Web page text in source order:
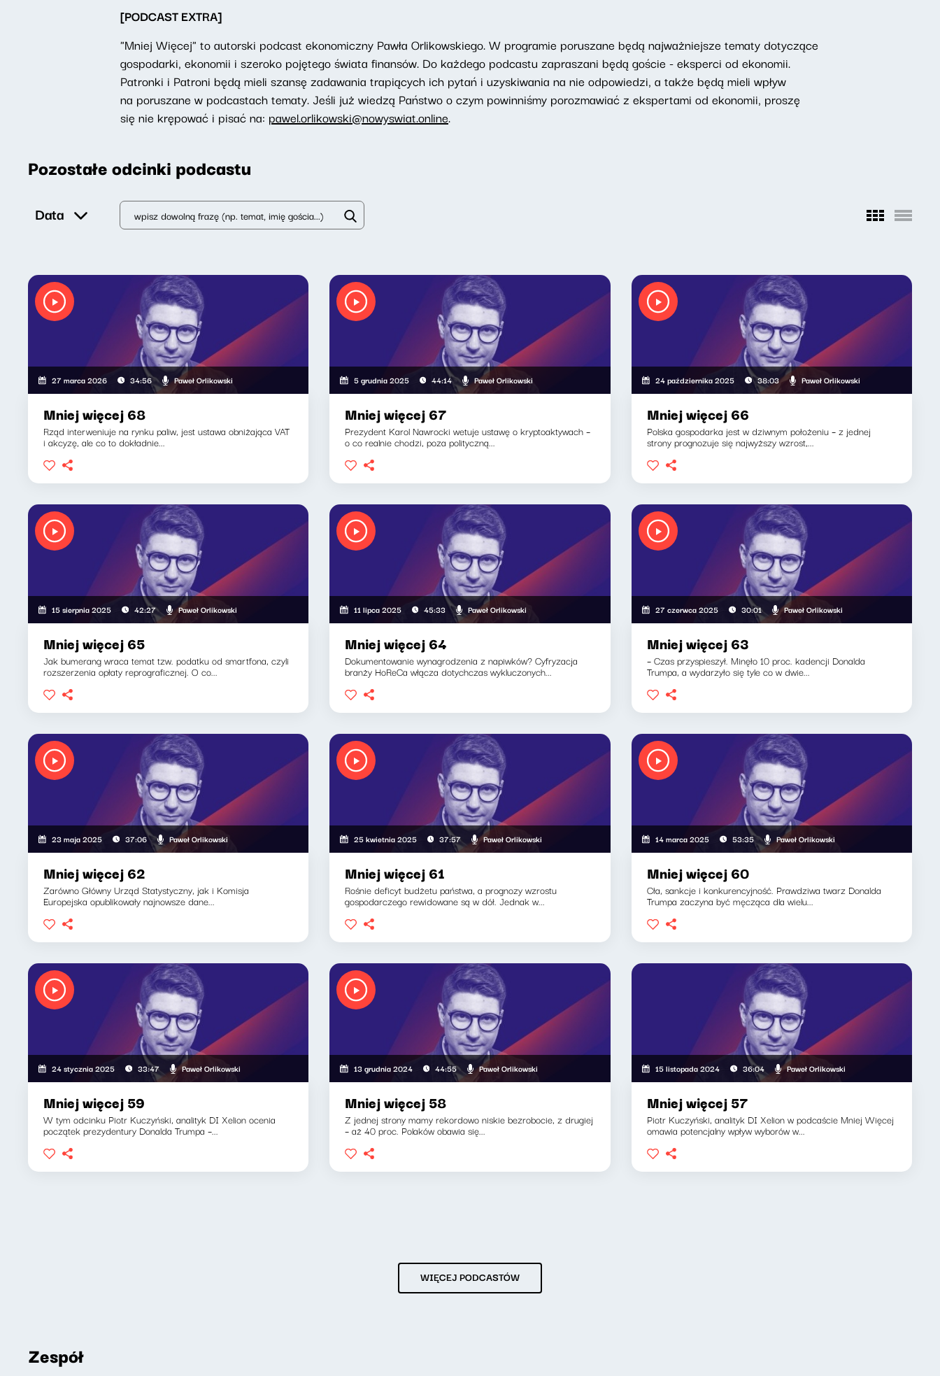
[PODCAST EXTRA]
"Mniej Więcej" to autorski podcast ekonomiczny Pawła Orlikowskiego. W programie poruszane będą najważniejsze tematy dotyczące
gospodarki, ekonomii i szeroko pojętego świata finansów. Do każdego podcastu zapraszani będą goście - eksperci od ekonomii.
Patronki i Patroni będą mieli szansę zadawania trapiących ich pytań i uzyskiwania na nie odpowiedzi, a także będą mieli wpływ
na poruszane w podcastach tematy. Jeśli już wiedzą Państwo o czym powinniśmy porozmawiać z ekspertami od ekonomii, proszę
się nie krępować i pisać na: pawel.orlikowski@nowyswiat.online.
Pozostałe odcinki podcastu
Data
27 marca 2026 34:56 Paweł Orlikowski
Mniej więcej 68
Rząd interweniuje na rynku paliw, jest ustawa obniżająca VAT
i akcyzę, ale co to dokładnie...
5 grudnia 2025 44:14 Paweł Orlikowski
Mniej więcej 67
Prezydent Karol Nawrocki wetuje ustawę o kryptoaktywach –
o co realnie chodzi, poza polityczną...
24 października 2025 38:03 Paweł Orlikowski
Mniej więcej 66
Polska gospodarka jest w dziwnym położeniu – z jednej
strony prognozuje się najwyższy wzrost,...
15 sierpnia 2025 42:27 Paweł Orlikowski
Mniej więcej 65
Jak bumerang wraca temat tzw. podatku od smartfona, czyli
rozszerzenia opłaty reprograficznej. O co...
11 lipca 2025 45:33 Paweł Orlikowski
Mniej więcej 64
Dokumentowanie wynagrodzenia z napiwków? Cyfryzacja
branży HoReCa włącza dotychczas wykluczonych...
27 czerwca 2025 30:01 Paweł Orlikowski
Mniej więcej 63
– Czas przyspieszył. Minęło 10 proc. kadencji Donalda
Trumpa, a wydarzyło się tyle co w dwie...
23 maja 2025 37:06 Paweł Orlikowski
Mniej więcej 62
Zarówno Główny Urząd Statystyczny, jak i Komisja
Europejska opublikowały najnowsze dane...
25 kwietnia 2025 37:57 Paweł Orlikowski
Mniej więcej 61
Rośnie deficyt budżetu państwa, a prognozy wzrostu
gospodarczego rewidowane są w dół. Jednak w...
14 marca 2025 53:35 Paweł Orlikowski
Mniej więcej 60
Cła, sankcje i konkurencyjność. Prawdziwa twarz Donalda
Trumpa zaczyna być męcząca dla wielu...
24 stycznia 2025 33:47 Paweł Orlikowski
Mniej więcej 59
W tym odcinku Piotr Kuczyński, analityk DI Xelion ocenia
początek prezydentury Donalda Trumpa –...
13 grudnia 2024 44:55 Paweł Orlikowski
Mniej więcej 58
Z jednej strony mamy rekordowo niskie bezrobocie, z drugiej
– aż 40 proc. Polaków obawia się...
15 listopada 2024 36:04 Paweł Orlikowski
Mniej więcej 57
Piotr Kuczyński, analityk DI Xelion w podcaście Mniej Więcej
omawia potencjalny wpływ wyborów w...
WIĘCEJ PODCASTÓW
Zespół